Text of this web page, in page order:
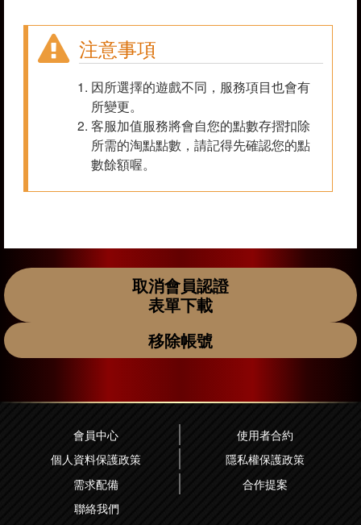
注意事項
因所選擇的遊戲不同，服務項目也會有
所變更。
客服加值服務將會自您的點數存摺扣除
所需的淘點點數，請記得先確認您的點
數餘額喔。
取消會員認證
表單下載
移除帳號
會員中心
使用者合約
個人資料保護政策
隱私權保護政策
需求配備
合作提案
聯絡我們